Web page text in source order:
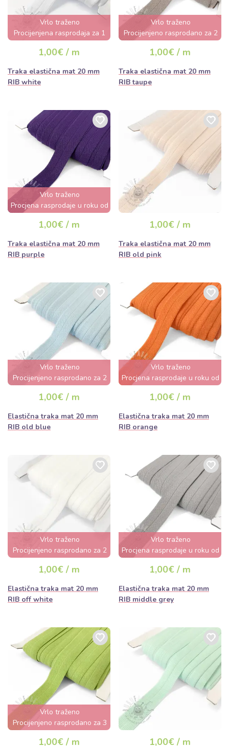
Vrlo traženo
Procijenjena rasprodaja za 1
dan
1,00€ / m
Traka elastična mat 20 mm
RIB white
Vrlo traženo
Procijenjeno rasprodano za 2
dana
1,00€ / m
Traka elastična mat 20 mm
RIB taupe
Vrlo traženo
Procjena rasprodaje u roku od
nekoliko sati
1,00€ / m
Traka elastična mat 20 mm
RIB purple
1,00€ / m
Traka elastična mat 20 mm
RIB old pink
Vrlo traženo
Procijenjeno rasprodano za 2
dana
1,00€ / m
Elastična traka mat 20 mm
RIB old blue
Vrlo traženo
Procjena rasprodaje u roku od
nekoliko sati
1,00€ / m
Elastična traka mat 20 mm
RIB orange
Vrlo traženo
Procijenjeno rasprodano za 2
dana
1,00€ / m
Elastična traka mat 20 mm
RIB off white
Vrlo traženo
Procjena rasprodaje u roku od
nekoliko sati
1,00€ / m
Elastična traka mat 20 mm
RIB middle grey
Vrlo traženo
Procijenjeno rasprodano za 3
dana
1,00€ / m 1,00€ / m